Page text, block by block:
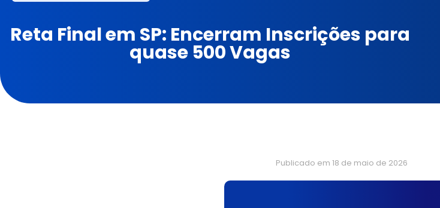
Reta Final em SP: Encerram Inscrições para
quase 500 Vagas
Publicado em 18 de maio de 2026